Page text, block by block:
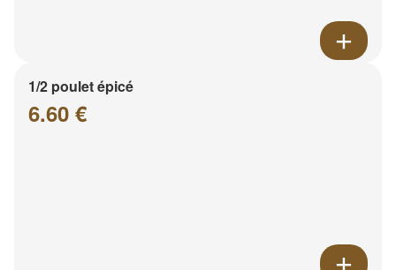
1/2 poulet épicé
6.60 €